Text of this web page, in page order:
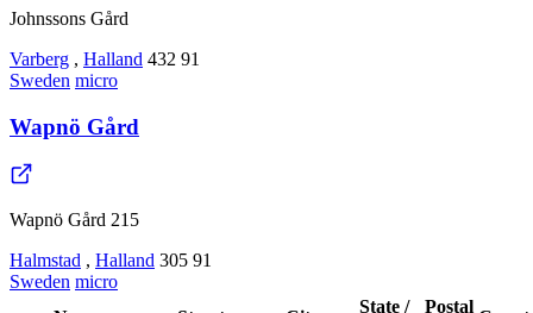
Johnssons Gård
Varberg , Halland 432 91
Sweden micro
Wapnö Gård
Wapnö Gård 215
Halmstad , Halland 305 91
Sweden micro
State / Postal